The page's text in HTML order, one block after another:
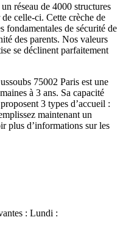
réseau de 4000 structures
celle-ci. Cette crèche de
fondamentales de sécurité de
des parents. Nos valeurs
se déclinent parfaitement
75002 Paris est une
à 3 ans. Sa capacité
3 types d’accueil :
maintenant un
plus d’informations sur les
: Lundi :